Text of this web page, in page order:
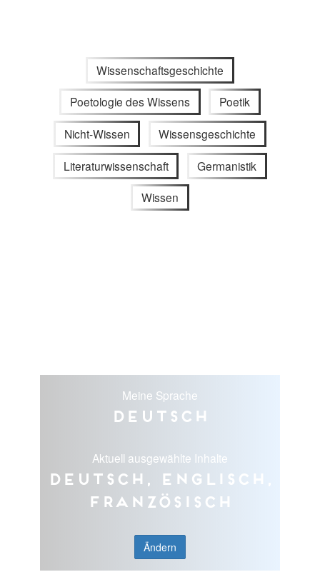
Wissenschaftsgeschichte
Poetologie des Wissens Poetik
Nicht-Wissen Wissensgeschichte
Literaturwissenschaft Germanistik
Wissen
Meine Sprache
Deutsch
Aktuell ausgewählte Inhalte
Deutsch, Englisch,
Französisch
Ändern